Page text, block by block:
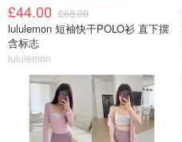
£44.00 £68.00
lululemon 短袖快干POLO衫 直下摆
含标志
lululemon